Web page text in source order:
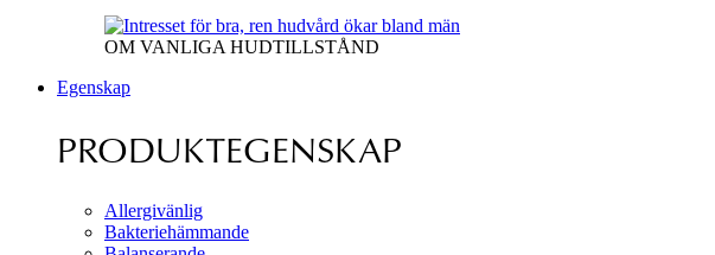
OM VANLIGA HUDTILLSTÅND
Egenskap
PRODUKTEGENSKAP
Allergivänlig
Bakteriehämmande